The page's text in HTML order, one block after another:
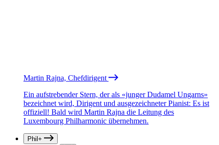
Martin Rajna, Chefdirigent
Ein aufstrebender Stern, der als «junger Dudamel Ungarns»
bezeichnet wird, Dirigent und ausgezeichneter Pianist: Es ist
offiziell! Bald wird Martin Rajna die Leitung des
Luxembourg Philharmonic übernehmen.
Phil+